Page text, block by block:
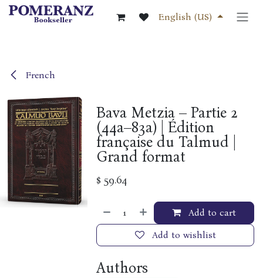
Skip to Content
English (US)
French
Bava Metzia – Partie 2
(44a–83a) | Édition
française du Talmud |
Grand format
$ 59.64
Add to cart
Add to wishlist
Authors